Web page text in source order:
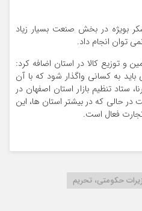
بویژه در بخش صنعت بسیار زیاد
و توزیع کالا در استان اضافه کرد:
باید به کسانی واگذار شود که با آن
ستاد تنظیم بازار استان اصفهان در
حالی که در بیشتر استان ها، این
فعال است.
حکومتي، تحريم